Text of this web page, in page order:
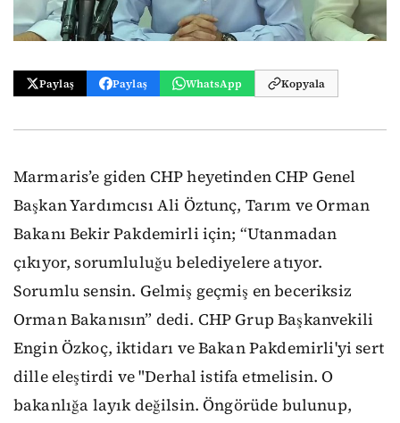
Paylaş Paylaş WhatsApp Kopyala
Marmaris’e giden CHP heyetinden CHP Genel
Başkan Yardımcısı Ali Öztunç, Tarım ve Orman
Bakanı Bekir Pakdemirli için; “Utanmadan
çıkıyor, sorumluluğu belediyelere atıyor.
Sorumlu sensin. Gelmiş geçmiş en beceriksiz
Orman Bakanısın” dedi. CHP Grup Başkanvekili
Engin Özkoç, iktidarı ve Bakan Pakdemirli'yi sert
dille eleştirdi ve "Derhal istifa etmelisin. O
bakanlığa layık değilsin. Öngörüde bulunup,